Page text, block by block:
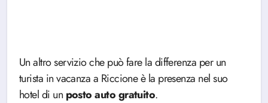
Un altro servizio che può fare la differenza per un
turista in vacanza a Riccione è la presenza nel suo
hotel di un posto auto gratuito.